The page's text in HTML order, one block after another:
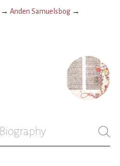
→ Anden Samuelsbog →
Biography